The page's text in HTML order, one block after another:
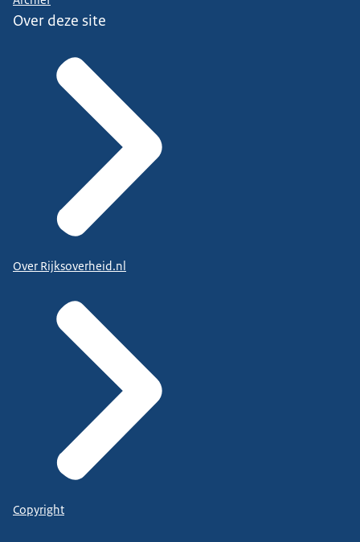
Over deze site
Over Rijksoverheid.nl
Copyright